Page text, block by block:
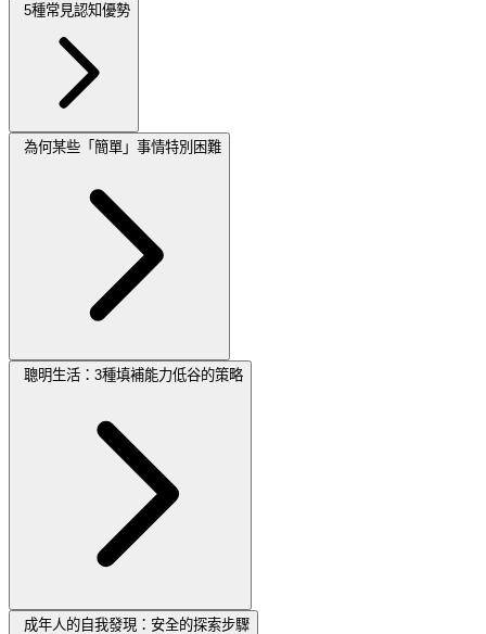
5種常見認知優勢
為何某些「簡單」事情特別困難
聰明生活：3種填補能力低谷的策略
成年人的自我發現：安全的探索步驟